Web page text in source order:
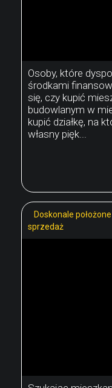
Osoby, które
środkami
się, czy kupić
budowlanym w
kupić działkę, na
własny pięk...
Doskonale
sprzedaż